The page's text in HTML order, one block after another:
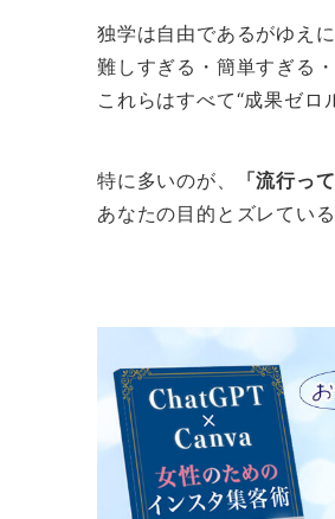
独学は自由であるがゆえ
難しすぎる・簡単すぎる
これらはすべて“成果ゼロ
特に多いのが、 「流行っ
あなたの目的とズレてい